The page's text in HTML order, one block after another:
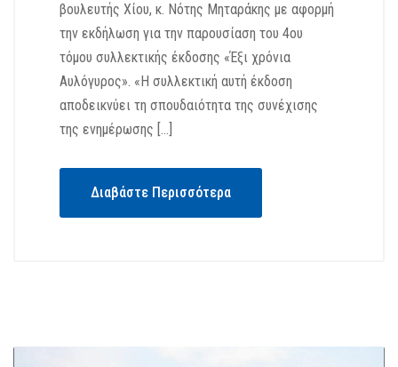
βουλευτής Χίου, κ. Νότης Μηταράκης με αφορμή
την εκδήλωση για την παρουσίαση του 4ου
τόμου συλλεκτικής έκδοσης «Έξι χρόνια
Αυλόγυρος». «Η συλλεκτική αυτή έκδοση
αποδεικνύει τη σπουδαιότητα της συνέχισης
της ενημέρωσης […]
Διαβάστε Περισσότερα